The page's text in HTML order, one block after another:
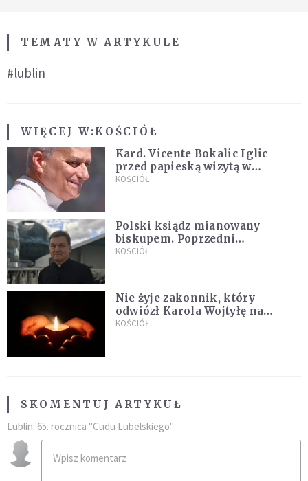
TEMATY W ARTYKULE
#lublin
WIĘCEJ W:KOŚCIÓŁ
Kard. Vicente Bokalic Iglic
przed papieską wizytą w
Argentynie: Nasz pokorny lud
KOŚCIÓŁ
Polski ksiądz mianowany
biskupem. Poprzedni
ordynariusz zrezygnował
KOŚCIÓŁ
Nie żyje zakonnik, który
odwiózł Karola Wojtyłę na
konklawe. Jan Paweł II nazywał
KOŚCIÓŁ
SKOMENTUJ ARTYKUŁ
Lublin: 65. rocznica "Cudu Lubelskiego"